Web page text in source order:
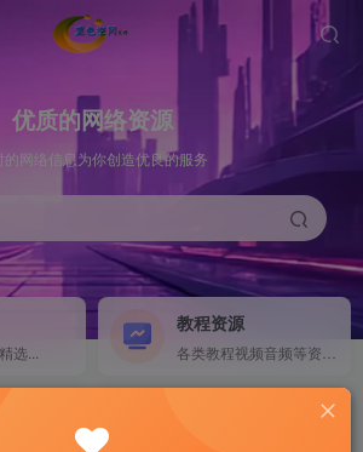
优质的网络资源
的网络信息为你创造优良的服务
选...
教程资源